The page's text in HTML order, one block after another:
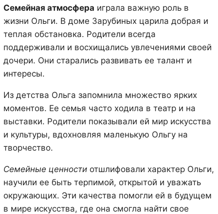
Семейная атмосфера играла важную роль в
жизни Ольги. В доме Зарубиных царила добрая и
теплая обстановка. Родители всегда
поддерживали и восхищались увлечениями своей
дочери. Они старались развивать ее талант и
интересы.
Из детства Ольга запомнила множество ярких
моментов. Ее семья часто ходила в театр и на
выставки. Родители показывали ей мир искусства
и культуры, вдохновляя маленькую Ольгу на
творчество.
Семейные ценностиотшлифовали характер Ольги,
научили ее быть терпимой, открытой и уважать
окружающих. Эти качества помогли ей в будущем
в мире искусства, где она смогла найти свое